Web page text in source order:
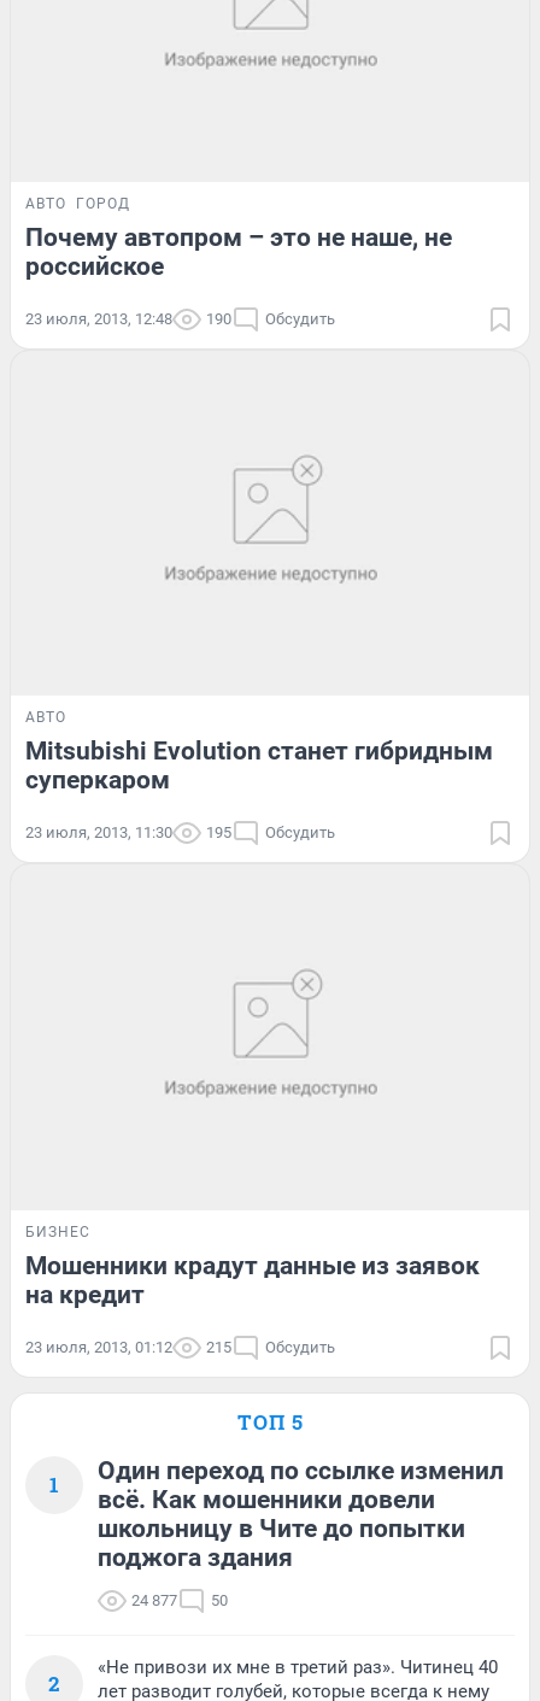
АВТО ГОРОД
Почему автопром – это не наше, не
российское
23 июля, 2013, 12:48 190 Обсудить
АВТО
Mitsubishi Evolution станет гибридным
суперкаром
23 июля, 2013, 11:30 195 Обсудить
БИЗНЕС
Мошенники крадут данные из заявок
на кредит
23 июля, 2013, 01:12 215 Обсудить
ТОП 5
1
Один переход по ссылке изменил
всё. Как мошенники довели
школьницу в Чите до попытки
поджога здания
24 877 50
2
«Не привози их мне в третий раз». Читинец 40
лет разводит голубей, которые всегда к нему